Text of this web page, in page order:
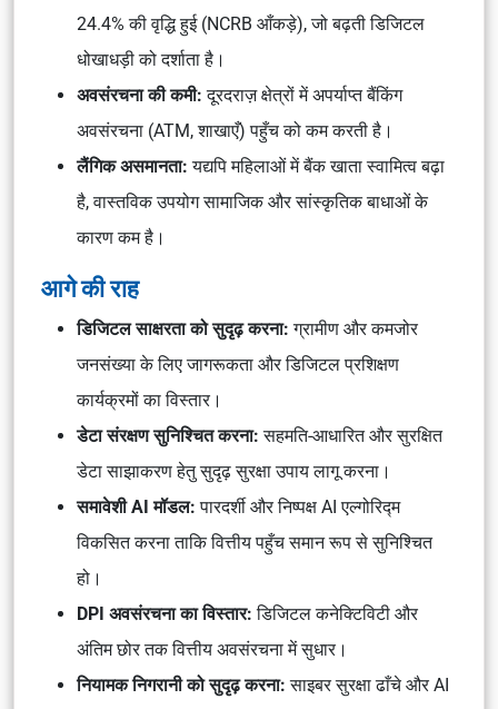
24.4% की वृद्धि हुई (NCRB आँकड़े), जो बढ़ती डिजिटल
धोखाधड़ी को दर्शाता है।
अवसंरचना की कमी: दूरदराज़ क्षेत्रों में अपर्याप्त बैंकिंग
अवसंरचना (ATM, शाखाएँ) पहुँच को कम करती है।
लैंगिक असमानता: यद्यपि महिलाओं में बैंक खाता स्वामित्व बढ़ा
है, वास्तविक उपयोग सामाजिक और सांस्कृतिक बाधाओं के
कारण कम है।
आगे की राह
डिजिटल साक्षरता को सुदृढ़ करना: ग्रामीण और कमजोर
जनसंख्या के लिए जागरूकता और डिजिटल प्रशिक्षण
कार्यक्रमों का विस्तार।
डेटा संरक्षण सुनिश्चित करना: सहमति-आधारित और सुरक्षित
डेटा साझाकरण हेतु सुदृढ़ सुरक्षा उपाय लागू करना।
समावेशी AI मॉडल: पारदर्शी और निष्पक्ष AI एल्गोरिद्म
विकसित करना ताकि वित्तीय पहुँच समान रूप से सुनिश्चित
हो।
DPI अवसंरचना का विस्तार: डिजिटल कनेक्टिविटी और
अंतिम छोर तक वित्तीय अवसंरचना में सुधार।
नियामक निगरानी को सुदृढ़ करना: साइबर सुरक्षा ढाँचे और AI